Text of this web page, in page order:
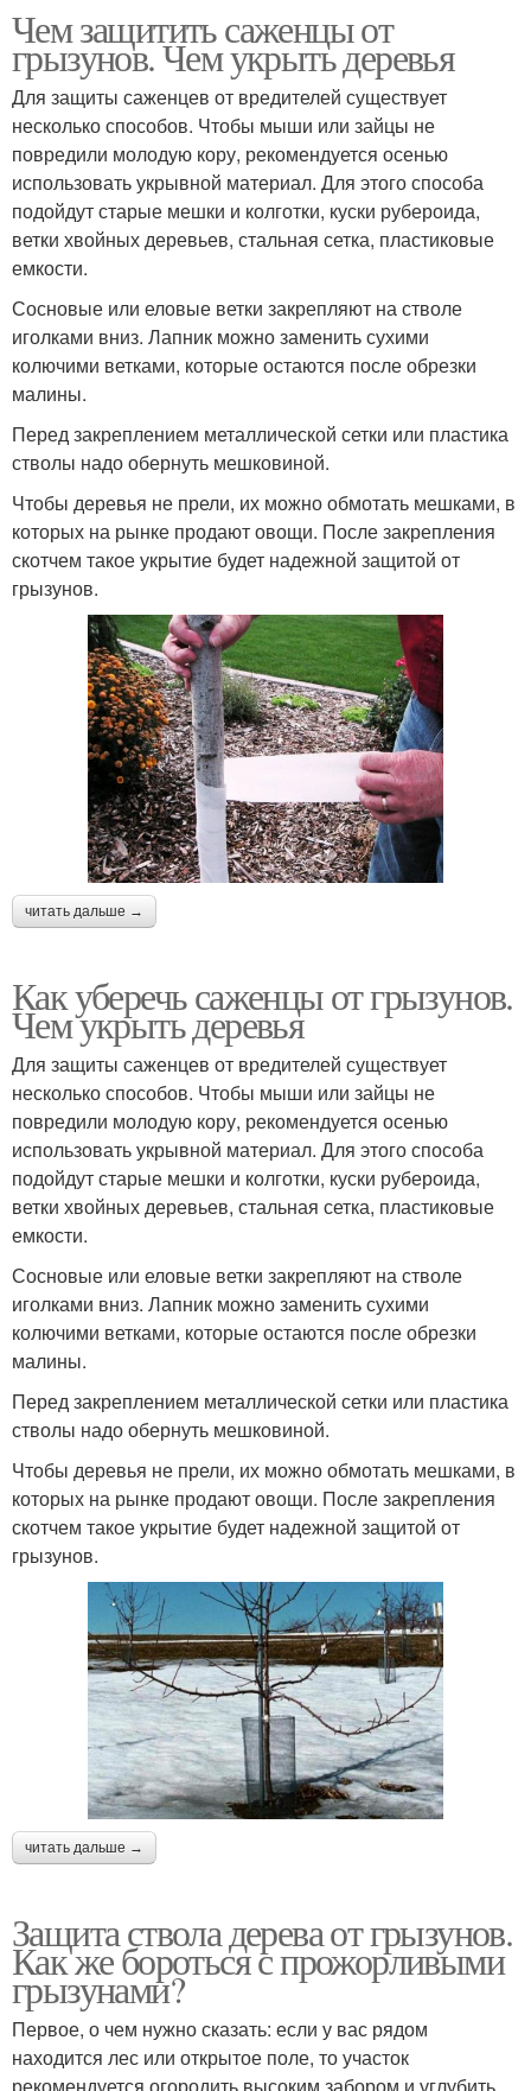
Чем защитить саженцы от
грызунов. Чем укрыть деревья
Для защиты саженцев от вредителей существует
несколько способов. Чтобы мыши или зайцы не
повредили молодую кору, рекомендуется осенью
использовать укрывной материал. Для этого способа
подойдут старые мешки и колготки, куски рубероида,
ветки хвойных деревьев, стальная сетка, пластиковые
емкости.
Сосновые или еловые ветки закрепляют на стволе
иголками вниз. Лапник можно заменить сухими
колючими ветками, которые остаются после обрезки
малины.
Перед закреплением металлической сетки или пластика
стволы надо обернуть мешковиной.
Чтобы деревья не прели, их можно обмотать мешками, в
которых на рынке продают овощи. После закрепления
скотчем такое укрытие будет надежной защитой от
грызунов.
читать дальше →
Как уберечь саженцы от грызунов.
Чем укрыть деревья
Для защиты саженцев от вредителей существует
несколько способов. Чтобы мыши или зайцы не
повредили молодую кору, рекомендуется осенью
использовать укрывной материал. Для этого способа
подойдут старые мешки и колготки, куски рубероида,
ветки хвойных деревьев, стальная сетка, пластиковые
емкости.
Сосновые или еловые ветки закрепляют на стволе
иголками вниз. Лапник можно заменить сухими
колючими ветками, которые остаются после обрезки
малины.
Перед закреплением металлической сетки или пластика
стволы надо обернуть мешковиной.
Чтобы деревья не прели, их можно обмотать мешками, в
которых на рынке продают овощи. После закрепления
скотчем такое укрытие будет надежной защитой от
грызунов.
читать дальше →
Защита ствола дерева от грызунов.
Как же бороться с прожорливыми
грызунами?
Первое, о чем нужно сказать: если у вас рядом
находится лес или открытое поле, то участок